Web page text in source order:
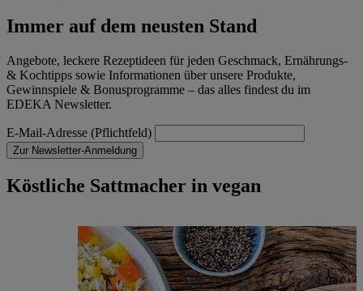
Immer auf dem neusten Stand
Angebote, leckere Rezeptideen für jeden Geschmack, Ernährungs-
& Kochtipps sowie Informationen über unsere Produkte,
Gewinnspiele & Bonusprogramme – das alles findest du im
EDEKA Newsletter.
E-Mail-Adresse (Pflichtfeld)
Zur Newsletter-Anmeldung
Köstliche Sattmacher in vegan